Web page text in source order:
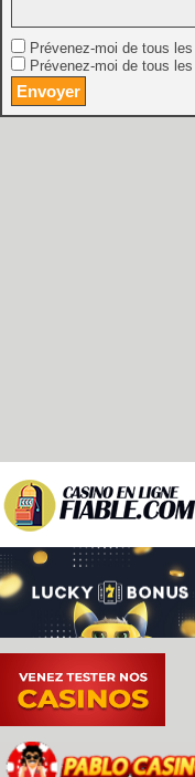
Prévenez-moi de tous
Prévenez-moi de tous